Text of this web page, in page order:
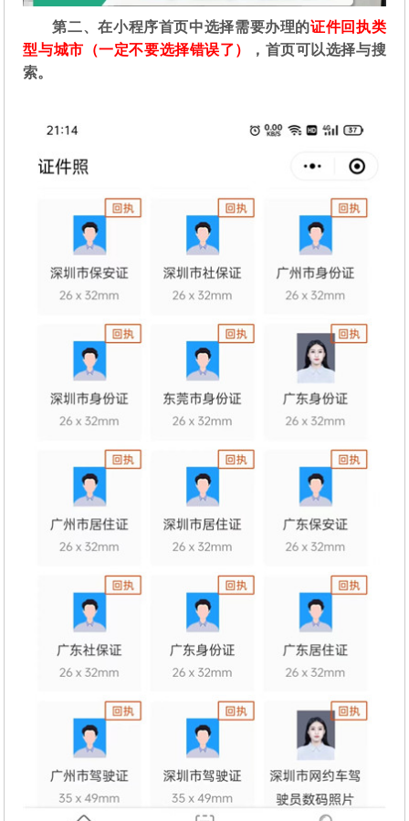
第二、在小程序首页中选择需要办理的证件回执类
型与城市（一定不要选择错误了）
，首页可以选择与搜
索。